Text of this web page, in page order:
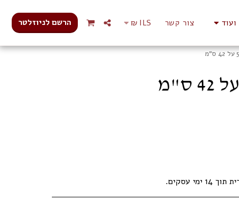
צור קשר ILS
₪ הרשם לניוזלטר
ימי עסקים.